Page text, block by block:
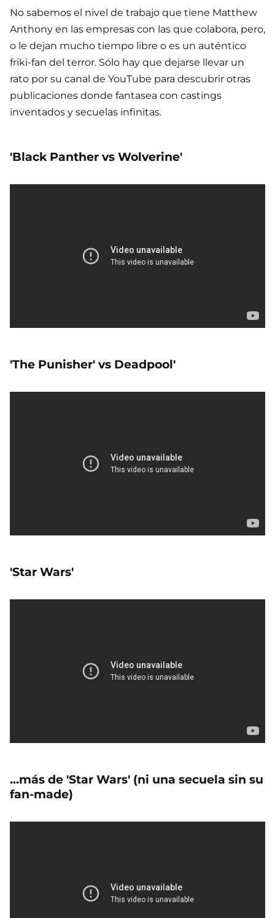
No sabemos el nivel de trabajo que tiene Matthew
Anthony en las empresas con las que colabora, pero,
o le dejan mucho tiempo libre o es un auténtico
friki-fan del terror. Sólo hay que dejarse llevar un
rato por su canal de YouTube para descubrir otras
publicaciones donde fantasea con castings
inventados y secuelas infinitas.
'Black Panther vs Wolverine'
'The Punisher' vs Deadpool'
'Star Wars'
...más de 'Star Wars' (ni una secuela sin su
fan-made)